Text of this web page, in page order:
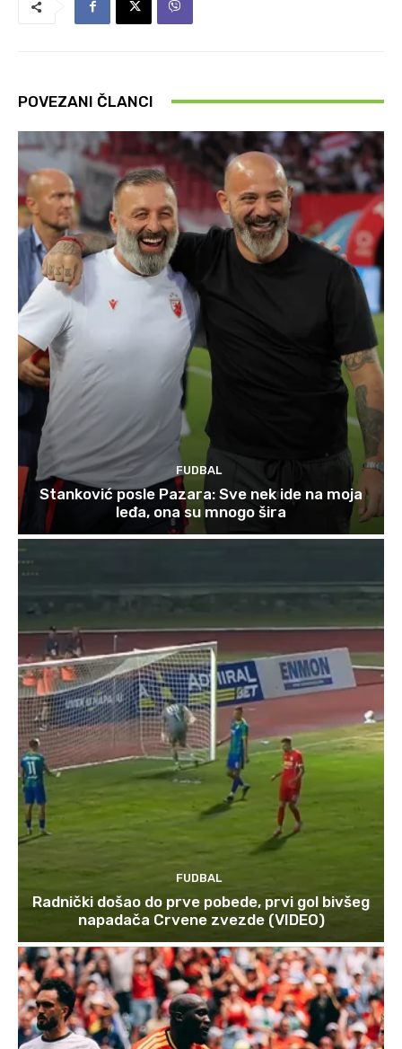
POVEZANI ČLANCI
FUDBAL
Stanković posle Pazara: Sve nek ide na moja
leđa, ona su mnogo šira
FUDBAL
Radnički došao do prve pobede, prvi gol bivšeg
napadača Crvene zvezde (VIDEO)